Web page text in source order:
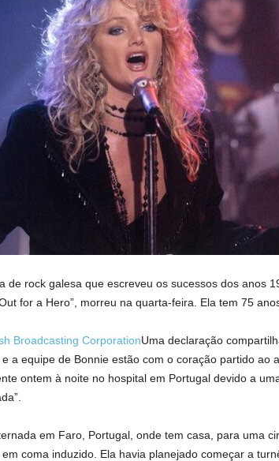
de rock galesa que escreveu os sucessos dos anos
for a Hero”, morreu na quarta-feira. Ela tem 75
Broadcasting CorporationUma declaração
e a equipe de Bonnie estão com o coração partido ao
ontem à noite no hospital em Portugal devido a
em Faro, Portugal, onde tem casa, para uma
coma induzido. Ela havia planejado começar a